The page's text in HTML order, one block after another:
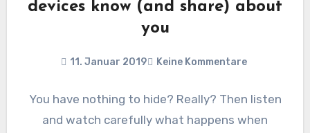
devices know (and share) about
you
11. Januar 2019 Keine Kommentare
You have nothing to hide? Really? Then listen
and watch carefully what happens when